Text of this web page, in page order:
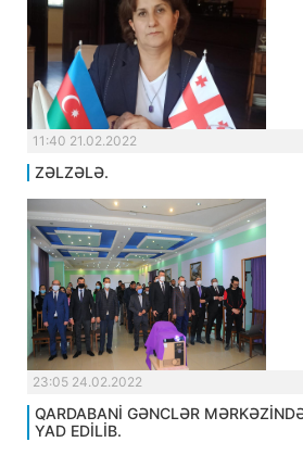
11:40 21.02.2022
ZƏLZƏLƏ.
23:05 24.02.2022
QARDABANİ GƏNCLƏR
YAD EDİLİB.